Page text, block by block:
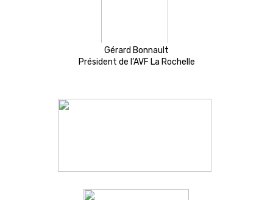
Gérard Bonnault
Président de l’AVF La Rochelle